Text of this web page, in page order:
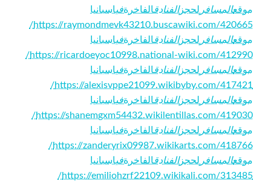
موقعالمسافر لحجزالفنادقالفاخرةفياسبانيا
https://raymondmevk43210.buscawiki.com/420665/
موقعالمسافر لحجزالفنادقالفاخرةفياسبانيا
https://ricardoeyoc10998.national-wiki.com/412990/
موقعالمسافر لحجزالفنادقالفاخرةفياسبانيا
https://alexisvppe21099.wikibyby.com/417421/
موقعالمسافر لحجزالفنادقالفاخرةفياسبانيا
https://shanemgxm54432.wikilentillas.com/419030/
موقعالمسافر لحجزالفنادقالفاخرةفياسبانيا
https://zanderyrix09987.wikikarts.com/418766/
موقعالمسافر لحجزالفنادقالفاخرةفياسبانيا
https://emiliohzrf22109.wikikali.com/313485/